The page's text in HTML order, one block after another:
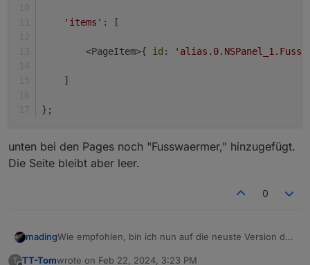
'items' : [
        <PageItem>{
id :
    ]
};
unten bei den Pages noch "Fusswaermer," hinzugefügt.
Die Seite bleibt aber leer.
0
madingWie empfohlen, bin ich nun auf die neuste Version des
T TT-Tomwrote on Feb 22, 2024, 3:23 PM